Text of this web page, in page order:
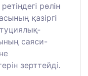
рөлін
қазіргі
саяси-
зерттейді.